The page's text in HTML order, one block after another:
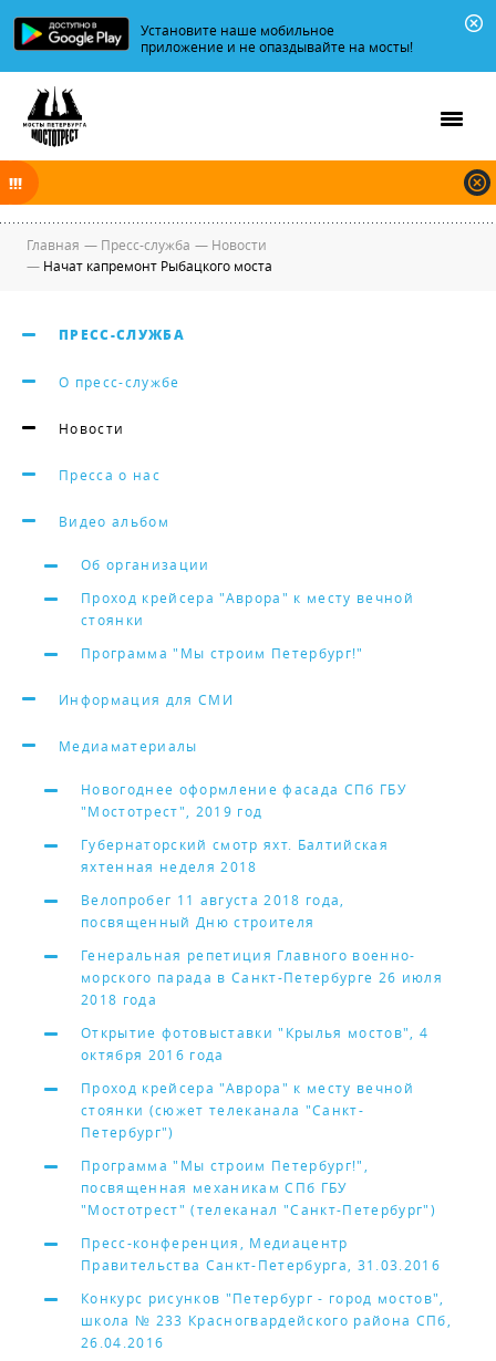
Установите наше мобильное
приложение и не опаздывайте на мосты!
разводятся по графику.
Главная — Пресс-служба — Новости
— Начат капремонт Рыбацкого моста
ПРЕСС-СЛУЖБА
О пресс-службе
Новости
Пресса о нас
Видео альбом
Об организации
Проход крейсера "Аврора" к месту вечной
стоянки
Программа "Мы строим Петербург!"
Информация для СМИ
Медиаматериалы
Новогоднее оформление фасада СПб ГБУ
"Мостотрест", 2019 год
Губернаторский смотр яхт. Балтийская
яхтенная неделя 2018
Велопробег 11 августа 2018 года,
посвященный Дню строителя
Генеральная репетиция Главного военно-
морского парада в Санкт-Петербурге 26 июля
2018 года
Открытие фотовыставки "Крылья мостов", 4
октября 2016 года
Проход крейсера "Аврора" к месту вечной
стоянки (сюжет телеканала "Санкт-
Петербург")
Программа "Мы строим Петербург!",
посвященная механикам СПб ГБУ
"Мостотрест" (телеканал "Санкт-Петербург")
Пресс-конференция, Медиацентр
Правительства Санкт-Петербурга, 31.03.2016
Конкурс рисунков "Петербург - город мостов",
школа № 233 Красногвардейского района СПб,
26.04.2016